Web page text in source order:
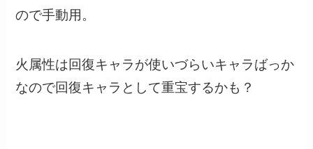
ので手動用。
火属性は回復キャラが使いづらいキャラばっか
なので回復キャラとして重宝するかも？